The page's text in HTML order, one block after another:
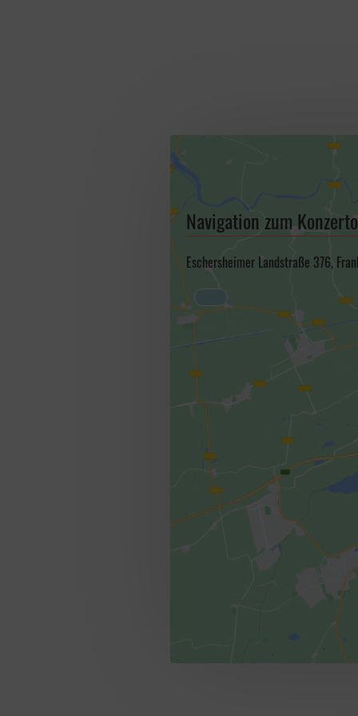
Navigation zum
Eschersheimer Landstraße 376,